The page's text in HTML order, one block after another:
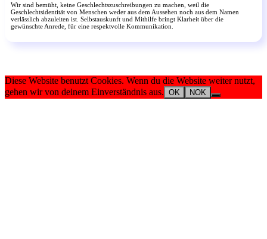
Wir sind bemüht, keine Geschlechtszuschreibungen zu machen, weil die
Geschlechtsidentität von Menschen weder aus dem Aussehen noch aus dem Namen
verlässlich abzuleiten ist. Selbstauskunft und Mithilfe bringt Klarheit über die
gewünschte Anrede, für eine respektvolle Kommunikation.
Diese Website benutzt Cookies. Wenn du die Website weiter nutzt,
gehen wir von deinem Einverständnis aus. OK NOK